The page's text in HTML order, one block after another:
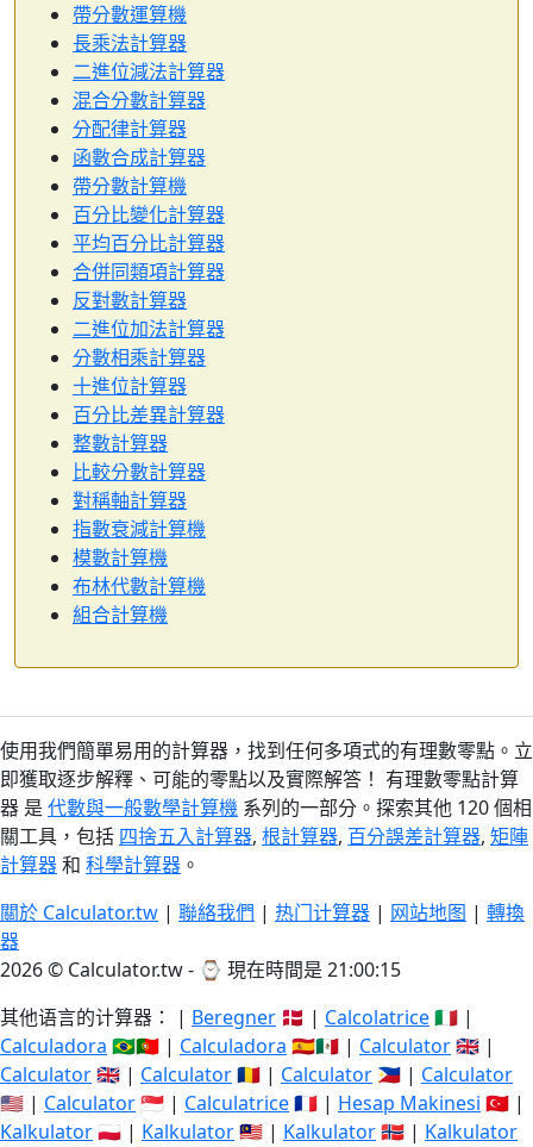
帶分數運算機
長乘法計算器
二進位減法計算器
混合分數計算器
分配律計算器
函數合成計算器
帶分數計算機
百分比變化計算器
平均百分比計算器
合併同類項計算器
反對數計算器
二進位加法計算器
分數相乘計算器
十進位計算器
百分比差異計算器
整數計算器
比較分數計算器
對稱軸計算器
指數衰減計算機
模數計算機
布林代數計算機
組合計算機
使用我們簡單易用的計算器，找到任何多項式的有理數零點。立
即獲取逐步解釋、可能的零點以及實際解答！ 有理數零點計算
器 是 代數與一般數學計算機 系列的一部分。探索其他 120 個相
關工具，包括 四捨五入計算器, 根計算器, 百分誤差計算器, 矩陣
計算器和 科學計算器 。
關於 Calculator.tw | 聯絡我們 | 热门计算器 | 网站地图 | 轉換
器
2026 © Calculator.tw - ⌚ 現在時間是 21:00:16
其他语言的计算器： | Beregner 🇩🇰 | Calcolatrice🇮🇹 |
Calculadora 🇧🇷🇵🇹 | Calculadora 🇪🇸🇲🇽 | Calculator🇬🇧 |
Calculator🇬🇧 | Calculator🇷🇴 | Calculator 🇵🇭 | Calculator
🇺🇸 | Calculator🇸🇬 | Calculatrice🇫🇷 | Hesap Makinesi 🇹🇷 |
Kalkulator🇵🇱 | Kalkulator🇲🇾 | Kalkulator🇳🇴 | Kalkulator